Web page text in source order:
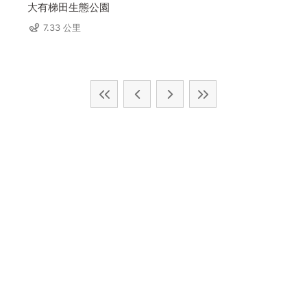
大有梯田生態公園
7.33 公里